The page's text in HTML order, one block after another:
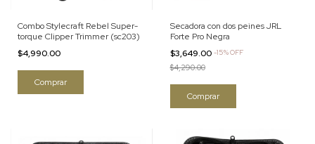
Combo Stylecraft Rebel Super-
torque Clipper Trimmer (sc203)
$4,990.00
Comprar
Secadora con dos peines JRL
Forte Pro Negra
$3,649.00 -15%OFF
$4,290.00